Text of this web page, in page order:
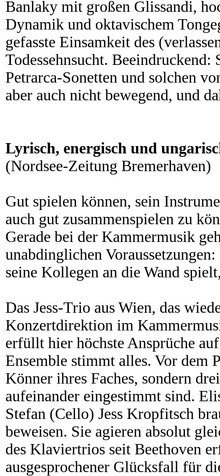
Banlaky mit großen Glissandi,
Dynamik und oktavischem
gefasste Einsamkeit des
Todessehnsucht.
Petrarca-Sonetten und solchen
aber auch nicht bewegend, und
Lyrisch, energisch und
(Nordsee-Zeitung Bremerhaven)
Gut spielen können, sein
auch gut zusammenspielen zu
Gerade bei der Kammermusik
unabdinglichen
seine Kollegen an die Wand
Das Jess-Trio aus Wien, das
Konzertdirektion im
erfüllt hier höchste Ansprüche
Ensemble stimmt alles. Vor dem
Könner ihres Faches, sondern
aufeinander eingestimmt sind.
Stefan (Cello) Jess Kropfitsch
beweisen. Sie agieren absolut
des Klaviertrios seit Beethoven
ausgesprochener Glücksfall für